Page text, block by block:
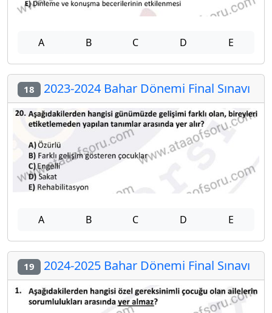
A B C D E
18 2023-2024 Bahar Dönemi Final Sınavı
A B C D E
19 2024-2025 Bahar Dönemi Final Sınavı